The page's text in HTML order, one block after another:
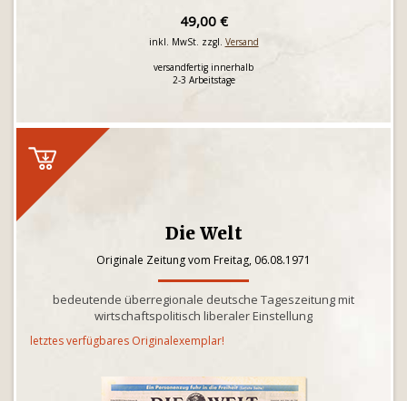
49,00 €
inkl. MwSt. zzgl. Versand
versandfertig innerhalb
2-3 Arbeitstage
Die Welt
Originale Zeitung vom Freitag, 06.08.1971
bedeutende überregionale deutsche Tageszeitung mit
wirtschaftspolitisch liberaler Einstellung
letztes verfügbares Originalexemplar!